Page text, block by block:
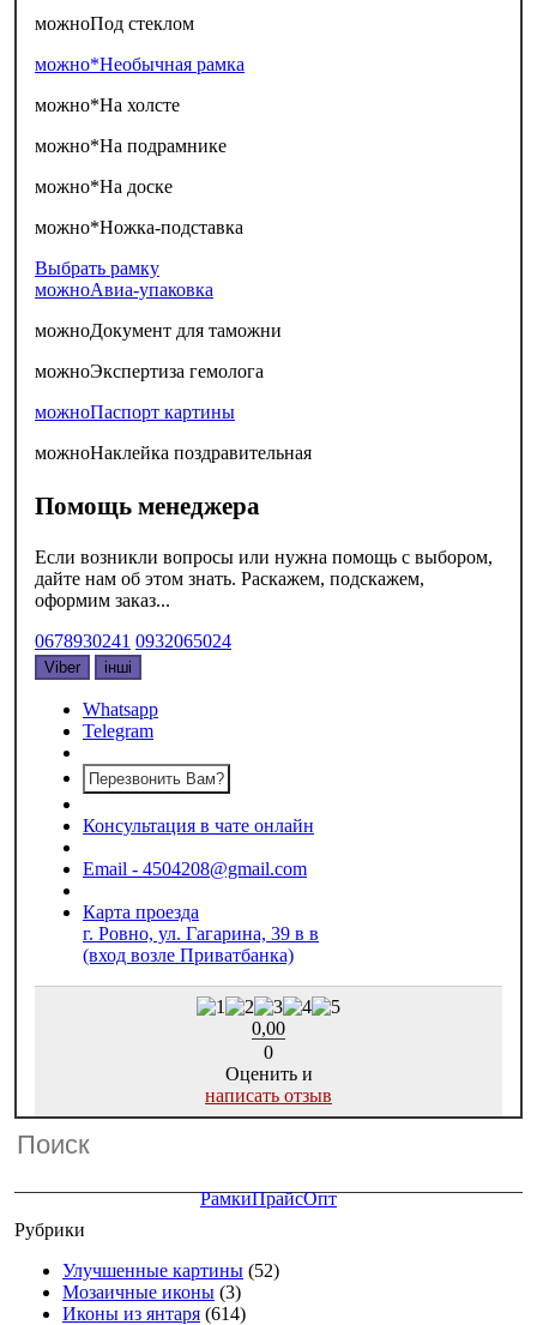
можноПод стеклом
можно*Необычная рамка
можно*На холсте
можно*На подрамнике
можно*На доске
можно*Ножка-подставка
Выбрать рамку
можноАвиа-упаковка
можноДокумент для таможни
можноЭкспертиза гемолога
можноПаспорт картины
можноНаклейка поздравительная
Помощь менеджера
Если возникли вопросы или нужна помощь с выбором,
дайте нам об этом знать. Раскажем, подскажем,
оформим заказ...
0678930241 0932065024
Viber інші
Whatsapp
Telegram
Перезвонить Вам?
Консультация в чате онлайн
Email - 4504208@gmail.com
Карта проезда
г. Ровно, ул. Гагарина, 39 в в
(вход возле Приватбанка)
0,00
0
Оценить и
написать отзыв
РамкиПрайсОпт
Рубрики
Улучшенные картины (52)
Мозаичные иконы (3)
Иконы из янтаря (614)